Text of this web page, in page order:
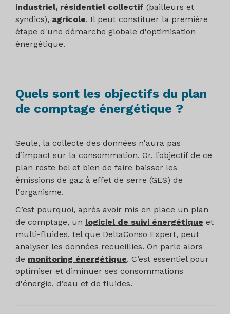
industriel, résidentiel collectif (bailleurs et
syndics), agricole. Il peut constituer la première
étape d'une démarche globale d'optimisation
énergétique.
Quels sont les objectifs du plan
de comptage énergétique ?
Seule, la collecte des données n'aura pas
d’impact sur la consommation. Or, l’objectif de ce
plan reste bel et bien de faire baisser les
émissions de gaz à effet de serre (GES) de
l'organisme.
C’est pourquoi, après avoir mis en place un plan
de comptage, un logiciel de suivi énergétique et
multi-fluides, tel que DeltaConso Expert, peut
analyser les données recueillies. On parle alors
de monitoring énergétique. C’est essentiel pour
optimiser et diminuer ses consommations
d'énergie, d’eau et de fluides.